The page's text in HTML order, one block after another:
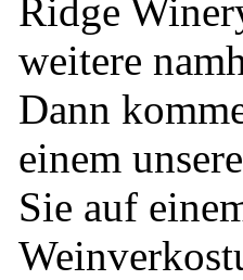
Ridge
weitere
Dann
einem
Sie auf